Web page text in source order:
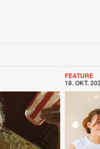
FEATURE
18. OKT.